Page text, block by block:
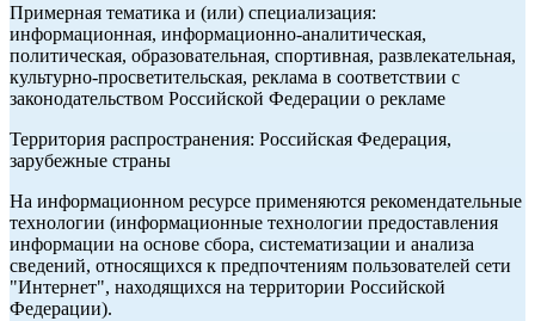
Примерная тематика и (или) специализация:
информационная, информационно-аналитическая,
политическая, образовательная, спортивная, развлекательная,
культурно-просветительская, реклама в соответствии с
законодательством Российской Федерации о рекламе
Территория распространения: Российская Федерация,
зарубежные страны
На информационном ресурсе применяются рекомендательные
технологии (информационные технологии предоставления
информации на основе сбора, систематизации и анализа
сведений, относящихся к предпочтениям пользователей сети
"Интернет", находящихся на территории Российской
Федерации).